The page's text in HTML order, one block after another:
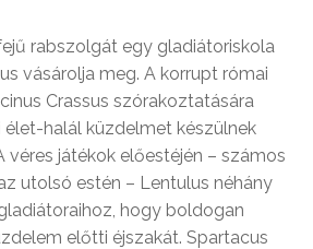
rabszolgát egy gladiátoriskola
vásárolja meg. A korrupt római
Crassus szórakoztatására
élet-halál küzdelmet készülnek
véres játékok előestéjén – számos
utolsó estén – Lentulus néhány
hogy boldogan
előtti éjszakát. Spartacus